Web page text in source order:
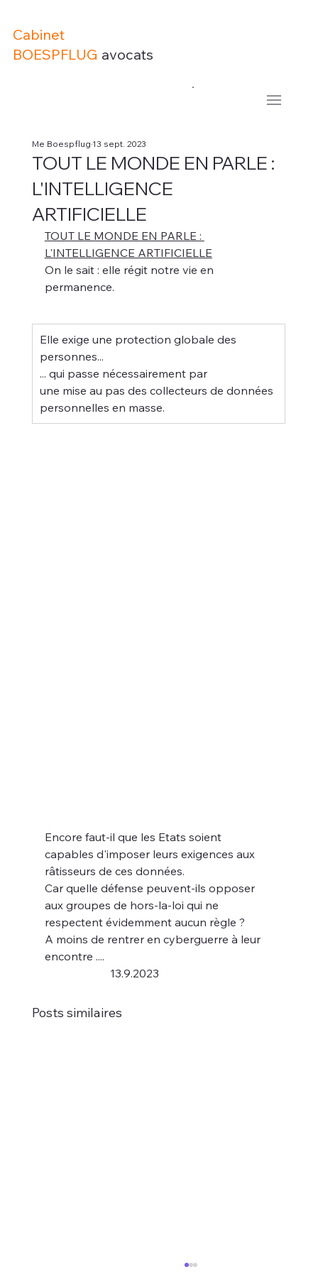
Cabinet
BOESPFLUG avocats
TOUT LE MONDE EN PARLE :
L'INTELLIGENCE
ARTIFICIELLE
Me Boespflug13 sept. 2023
TOUT LE MONDE EN PARLE :
L'INTELLIGENCE ARTIFICIELLE
On le sait : elle régit notre vie en
permanence.
Elle exige une protection globale des
personnes...
... qui passe nécessairement par
une mise au pas des collecteurs de données
personnelles en masse.
Encore faut-il que les Etats soient
capables d'imposer leurs exigences aux
râtisseurs de ces données.
Car quelle défense peuvent-ils opposer
aux groupes de hors-la-loi qui ne
respectent évidemment aucun règle ?
A moins de rentrer en cyberguerre à leur
encontre ....
13.9.2023
Posts similaires